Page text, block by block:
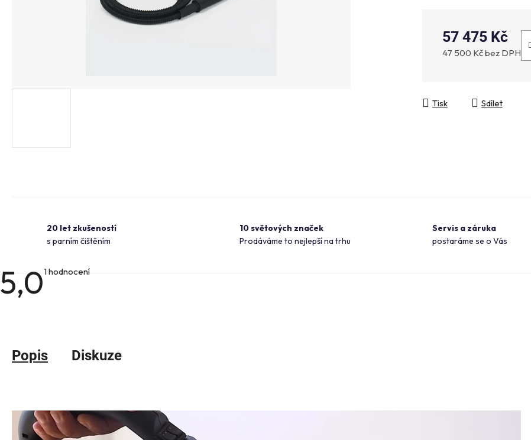
57 475 Kč
47 500 Kč bez DPH
Tisk Sdílet
20 let zkušeností
s parním čištěním
10 světových značek
Prodáváme to nejlepší na trhu
Servis a záruka
postaráme se o Vás
5,0Průměrné
1 hodnocení
Popis Diskuze